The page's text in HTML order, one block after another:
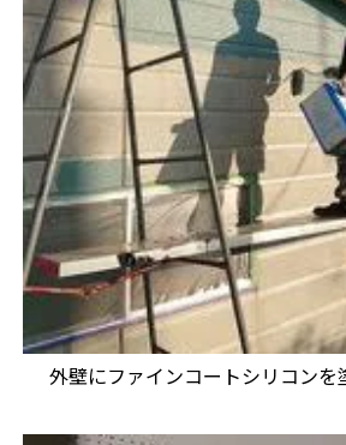
外壁にファインコートシリコンを